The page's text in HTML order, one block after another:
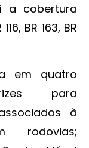
a cobertura
BR 163, BR
em quatro
para
à
rodovias;